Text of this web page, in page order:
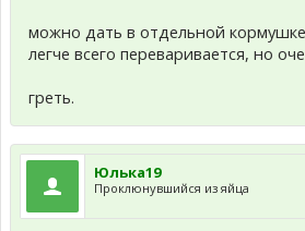
можно дать в отдельной
легче всего переваривается, но
греть.
Юлька19
Проклюнувшийся из яйца